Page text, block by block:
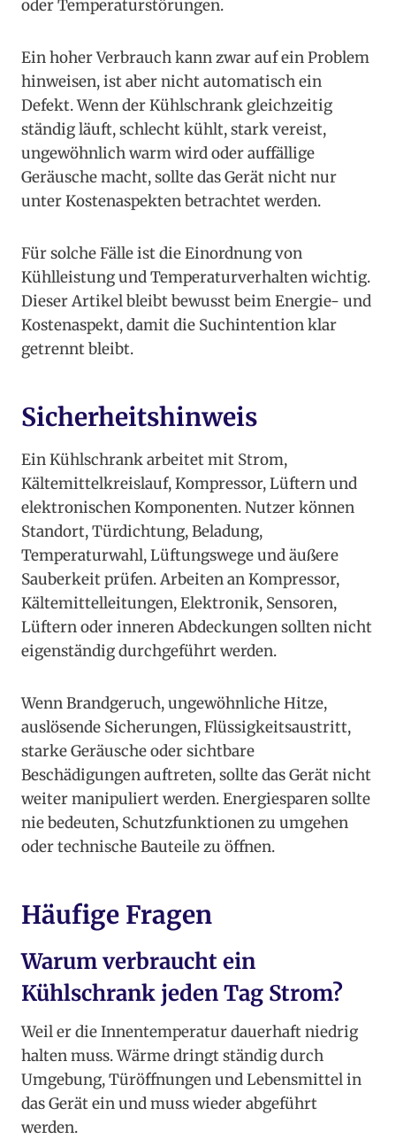
oder Temperaturstörungen.
Ein hoher Verbrauch kann zwar auf ein Problem
hinweisen, ist aber nicht automatisch ein
Defekt. Wenn der Kühlschrank gleichzeitig
ständig läuft, schlecht kühlt, stark vereist,
ungewöhnlich warm wird oder auffällige
Geräusche macht, sollte das Gerät nicht nur
unter Kostenaspekten betrachtet werden.
Für solche Fälle ist die Einordnung von
Kühlleistung und Temperaturverhalten wichtig.
Dieser Artikel bleibt bewusst beim Energie- und
Kostenaspekt, damit die Suchintention klar
getrennt bleibt.
Sicherheitshinweis
Ein Kühlschrank arbeitet mit Strom,
Kältemittelkreislauf, Kompressor, Lüftern und
elektronischen Komponenten. Nutzer können
Standort, Türdichtung, Beladung,
Temperaturwahl, Lüftungswege und äußere
Sauberkeit prüfen. Arbeiten an Kompressor,
Kältemittelleitungen, Elektronik, Sensoren,
Lüftern oder inneren Abdeckungen sollten nicht
eigenständig durchgeführt werden.
Wenn Brandgeruch, ungewöhnliche Hitze,
auslösende Sicherungen, Flüssigkeitsaustritt,
starke Geräusche oder sichtbare
Beschädigungen auftreten, sollte das Gerät nicht
weiter manipuliert werden. Energiesparen sollte
nie bedeuten, Schutzfunktionen zu umgehen
oder technische Bauteile zu öffnen.
Häufige Fragen
Warum verbraucht ein
Kühlschrank jeden Tag Strom?
Weil er die Innentemperatur dauerhaft niedrig
halten muss. Wärme dringt ständig durch
Umgebung, Türöffnungen und Lebensmittel in
das Gerät ein und muss wieder abgeführt
werden.